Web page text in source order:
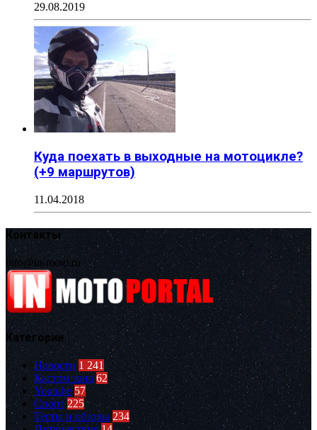
29.08.2019
Куда поехать в выходные на мотоцикле?
(+9 маршрутов)
11.04.2018
Контакты
info@in-moto.ru
Категории
Новости 1 241
Кастом зона 62
Youtube 57
Спорт 225
Тесты и обзоры 234